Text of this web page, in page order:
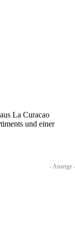
La Curacao
und einer
- Anzeige -